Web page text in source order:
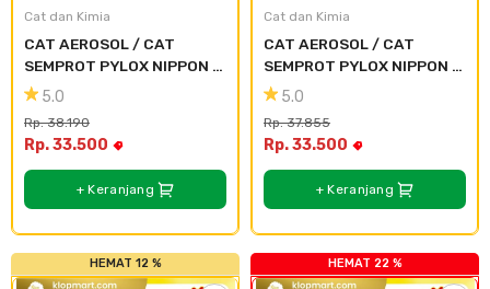
Cat dan Kimia
CAT AEROSOL / CAT
SEMPROT PYLOX NIPPON
PAINT - SEMUA WARNA
5.0
Rp. 38.190
Rp. 33.500
+ Keranjang
Cat dan Kimia
CAT AEROSOL / CAT
SEMPROT PYLOX NIPPON
PAINT - SEMUA WARNA
5.0
Rp. 37.855
Rp. 33.500
+ Keranjang
HEMAT 12 % HEMAT 22 %